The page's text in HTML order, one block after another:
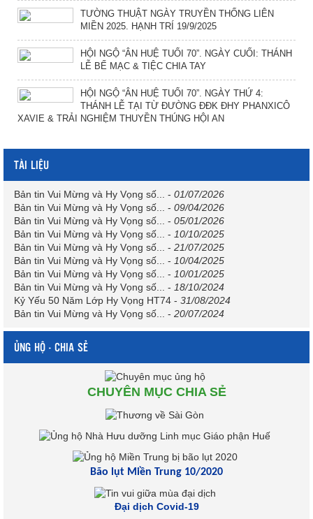
TƯỜNG THUẬT NGÀY TRUYỀN THỐNG LIÊN
MIỀN 2025. HẠNH TRÍ 19/9/2025
HỘI NGỘ “ÂN HUỆ TUỔI 70”. NGÀY CUỐI: THÁNH
LỄ BẾ MẠC & TIỆC CHIA TAY
HỘI NGỘ “ÂN HUỆ TUỔI 70”. NGÀY THỨ 4:
THÁNH LỄ TẠI TỪ ĐƯỜNG ĐĐK ĐHY PHANXICÔ
XAVIE & TRẢI NGHIỆM THUYỀN THÚNG HỘI AN
TÀI LIỆU
Bản tin Vui Mừng và Hy Vọng số... - 01/07/2026
Bản tin Vui Mừng và Hy Vọng số...
- 09/04/2026
Bản tin Vui Mừng và Hy Vọng số...
- 05/01/2026
Bản tin Vui Mừng và Hy Vọng số...
- 10/10/2025
Bản tin Vui Mừng và Hy Vọng số...
- 21/07/2025
Bản tin Vui Mừng và Hy Vọng số...
- 10/04/2025
Bản tin Vui Mừng và Hy Vọng số...
- 10/01/2025
Bản tin Vui Mừng và Hy Vọng số...
- 18/10/2024
Kỷ Yếu 50 Năm Lớp Hy Vọng HT74 - 31/08/2024
Bản tin Vui Mừng và Hy Vọng số...
- 20/07/2024
ỦNG HỘ - CHIA SẺ
CHUYÊN MỤC CHIA SẺ
Bão lụt Miền Trung 10/2020
Đại dịch Covid-19